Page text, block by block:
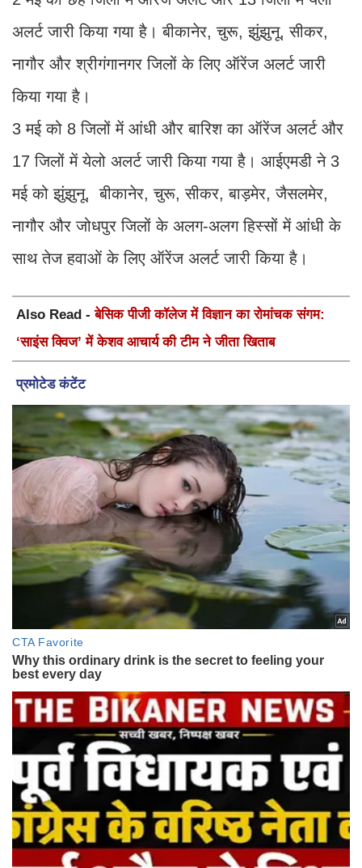
अलर्ट जारी किया गया है। बीकानेर, चुरू, झुंझुनू, सीकर,
नागौर और श्रीगंगानगर जिलों के लिए ऑरेंज अलर्ट जारी
किया गया है।
3 मई को 8 जिलों में आंधी और बारिश का ऑरेंज अलर्ट और
17 जिलों में येलो अलर्ट जारी किया गया है। आईएमडी ने 3
मई को झुंझुनू, बीकानेर, चुरू, सीकर, बाड़मेर, जैसलमेर,
नागौर और जोधपुर जिलों के अलग-अलग हिस्सों में आंधी के
साथ तेज हवाओं के लिए ऑरेंज अलर्ट जारी किया है।
Also Read -बेसिक पीजी कॉलेज में विज्ञान का रोमांचक संगम:
‘साइंस क्विज’ में केशव आचार्य की टीम ने जीता खिताब